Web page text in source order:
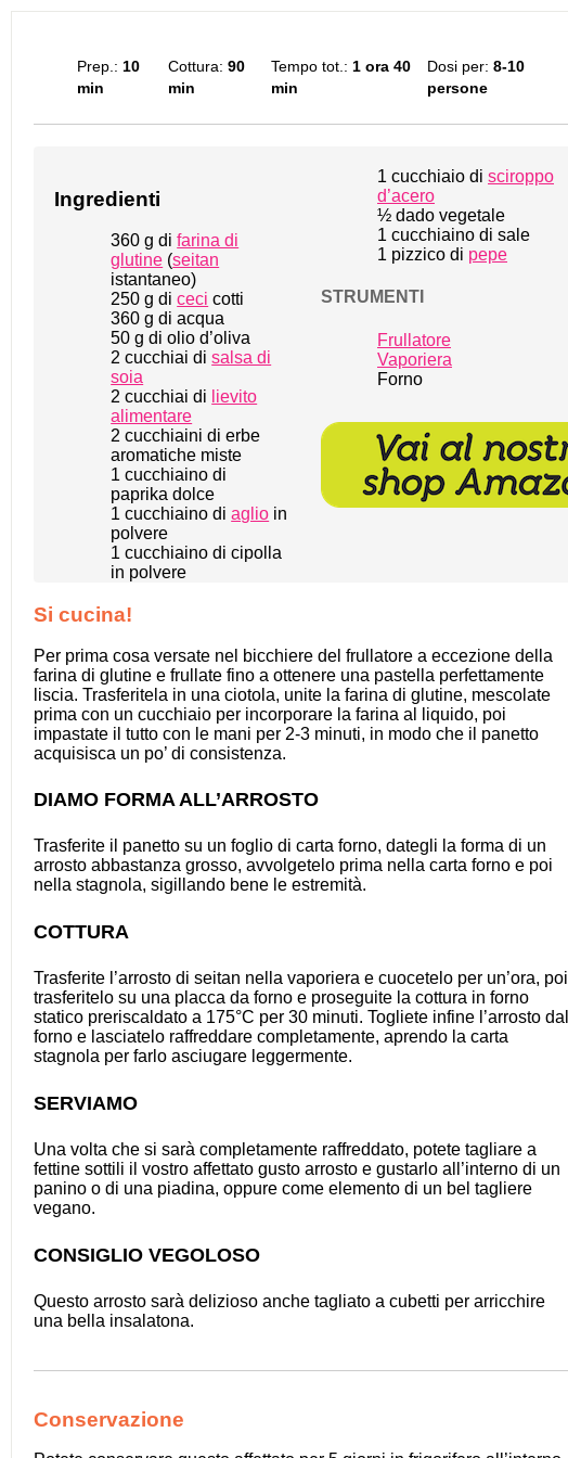
Prep.: 10
min
Cottura: 90
min
Tempo tot.: 1 ora 40
min
Dosi per: 8-10
persone
Ingredienti
360 g difarina di
glutine (seitan
istantaneo)
250 g diceci cotti
360 g di acqua
50 g di olio d’oliva
2 cucchiai disalsa di
soia
2 cucchiai di lievito
alimentare
2 cucchiaini di erbe
aromatiche miste
1 cucchiaino di
paprika dolce
1 cucchiaino diaglio in
polvere
1 cucchiaino di cipolla
in polvere
1 cucchiaio di sciroppo
d’acero
½ dado vegetale
1 cucchiaino di sale
1 pizzico di pepe
STRUMENTI
Frullatore
Vaporiera
Forno
Si cucina!
Per prima cosa versate nel bicchiere del frullatore a eccezione della
farina di glutine e frullate fino a ottenere una pastella perfettamente
liscia. Trasferitela in una ciotola, unite la farina di glutine, mescolate
prima con un cucchiaio per incorporare la farina al liquido, poi
impastate il tutto con le mani per 2-3 minuti, in modo che il panetto
acquisisca un po’ di consistenza.
DIAMO FORMA ALL’ARROSTO
Trasferite il panetto su un foglio di carta forno, dategli la forma di un
arrosto abbastanza grosso, avvolgetelo prima nella carta forno e poi
nella stagnola, sigillando bene le estremità.
COTTURA
Trasferite l’arrosto di seitan nella vaporiera e cuocetelo per un’ora, poi
trasferitelo su una placca da forno e proseguite la cottura in forno
statico preriscaldato a 175°C per 30 minuti. Togliete infine l’arrosto dal
forno e lasciatelo raffreddare completamente, aprendo la carta
stagnola per farlo asciugare leggermente.
SERVIAMO
Una volta che si sarà completamente raffreddato, potete tagliare a
fettine sottili il vostro affettato gusto arrosto e gustarlo all’interno di un
panino o di una piadina, oppure come elemento di un bel tagliere
vegano.
CONSIGLIO VEGOLOSO
Questo arrosto sarà delizioso anche tagliato a cubetti per arricchire
una bella insalatona.
Conservazione